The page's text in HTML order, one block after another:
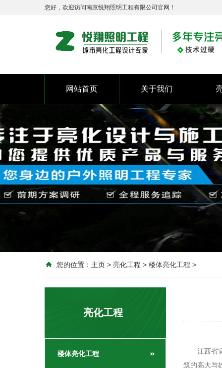
您好，欢迎访问南京悦翔照明工程有限公司官网！
网站首页 关于我们
您的位置： 主页 > 亮化工程 > 楼体亮化工程 >
亮化工程
楼体亮化工程
江西省宜
筑的高大与